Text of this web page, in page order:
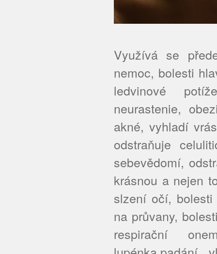
Využívá se
nemoc, bolesti
ledvinové
neurastenie,
akné, vyhladí
odstraňuje
sebevědomí,
krásnou a nejen
slzení očí,
na průvany,
respirační